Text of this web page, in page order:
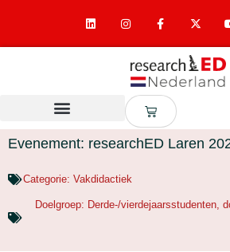
Evenement: researchED Laren
Categorie: Vakdidactiek
Doelgroep: Derde-/vierdejaarsstudenten